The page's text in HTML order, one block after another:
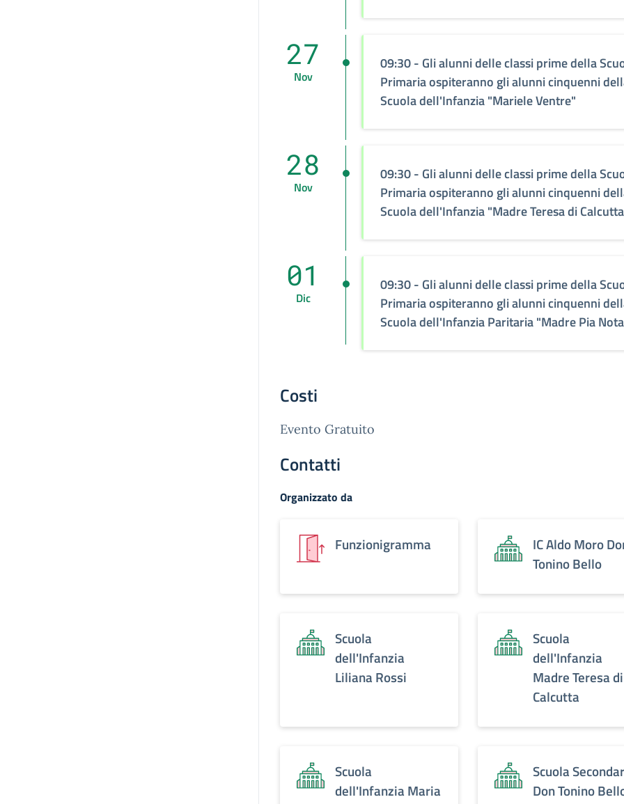
27
Nov
09:30- Gli alunni delle classi prime della
Primaria ospiteranno gli alunni cinquenni
Scuola dell'Infanzia "Mariele Ventre"
28
Nov
09:30- Gli alunni delle classi prime della
Primaria ospiteranno gli alunni cinquenni
Scuola dell'Infanzia "Madre Teresa di
01
Dic
09:30- Gli alunni delle classi prime della
Primaria ospiteranno gli alunni cinquenni
Scuola dell'Infanzia Paritaria "Madre Pia
Costi
Evento Gratuito
Contatti
Organizzato da
Funzionigramma
IC Aldo Moro
Tonino Bello
Scuola
dell'Infanzia
Liliana Rossi
Scuola
dell'Infanzia
Madre Teresa di
Calcutta
Scuola
dell'Infanzia Maria
Scuola
Don Tonino